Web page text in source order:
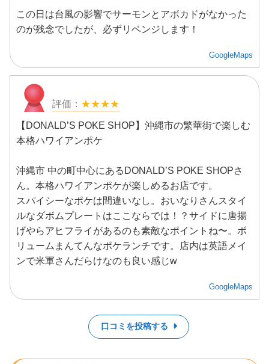
この日は台風の影響でサーモンとアボカドがなかった
のが残念でしたが、必ずリベンジします！
GoogleMaps
★★★★
【DONALD’S POKE SHOP】沖縄市の繁華街で楽しむ
本格ハワイアンポケ
沖縄市 中の町中心にあるDONALD’S POKE SHOPさ
ん。本格ハワイアンポケが楽しめるお店です。
スパイシーなポケは間違いなし。おいなりさんスタイ
ルなダボムプレートはここならでは！？サイドに唐揚
げやらアヒフライがあるのも素敵なポイントね〜。ボ
リュームまんてんなポケランチです。店内は英語メイ
ンで米軍さんだらけなのも良い感じw
GoogleMaps
口コミを投稿する